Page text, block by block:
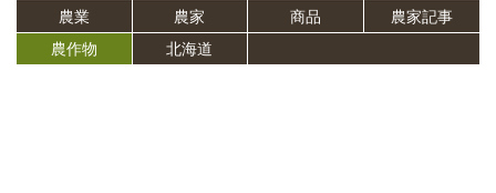
農業 農家 商品
農家記事
農作物
北海道